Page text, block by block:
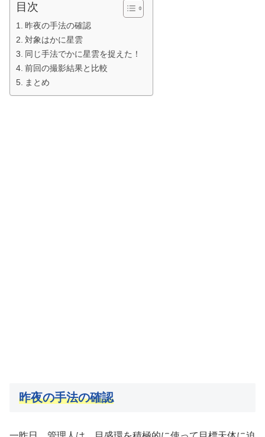
目次
昨夜の手法の確認
対象はかに星雲
同じ手法でかに星雲を捉えた！
前回の撮影結果と比較
まとめ
昨夜の手法の確認